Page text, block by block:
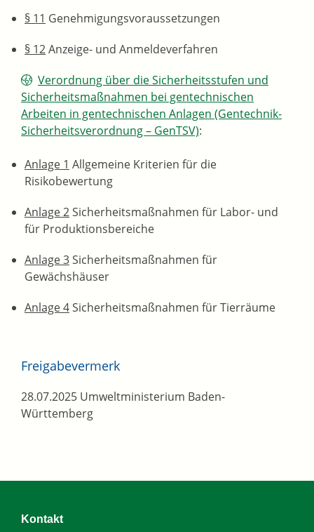
§ 11 Genehmigungsvoraussetzungen
§ 12Anzeige- und Anmeldeverfahren
Verordnung über die Sicherheitsstufen und
Sicherheitsmaßnahmen bei gentechnischen
Arbeiten in gentechnischen Anlagen (Gentechnik-
Sicherheitsverordnung – GenTSV):
Anlage 1 Allgemeine Kriterien für die
Risikobewertung
Anlage 2Sicherheitsmaßnahmen für Labor- und
für Produktionsbereiche
Anlage 3Sicherheitsmaßnahmen für
Gewächshäuser
Anlage 4Sicherheitsmaßnahmen für Tierräume
Freigabevermerk
28.07.2025 Umweltministerium Baden-
Württemberg
Kontakt